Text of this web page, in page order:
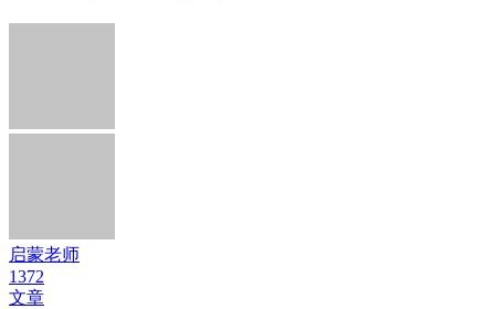
启蒙老师
1372
文章